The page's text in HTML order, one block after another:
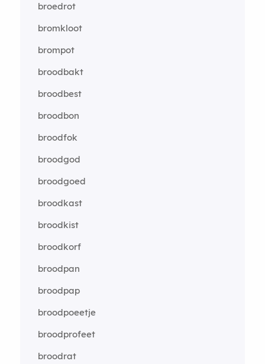
broedrot
bromkloot
brompot
broodbakt
broodbest
broodbon
broodfok
broodgod
broodgoed
broodkast
broodkist
broodkorf
broodpan
broodpap
broodpoeetje
broodprofeet
broodrat